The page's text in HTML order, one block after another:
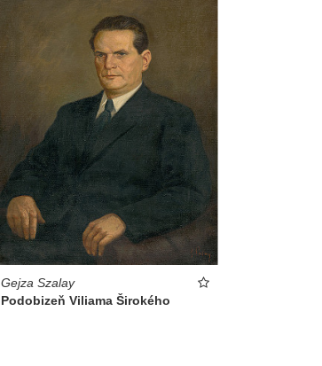
Gejza Szalay
Podobizeň Viliama Širokého